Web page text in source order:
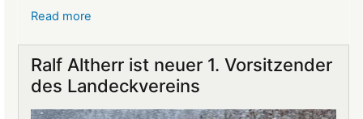
Read more
Burg
Landeck:
Jürgen
Ralf Altherr ist neuer 1. Vorsitzender
des Landeckvereins